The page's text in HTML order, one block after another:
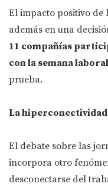
El impacto positivo de
además en una
11 compañías
con la semana
prueba.
La
El debate sobre las
incorpora otro
desconectarse del